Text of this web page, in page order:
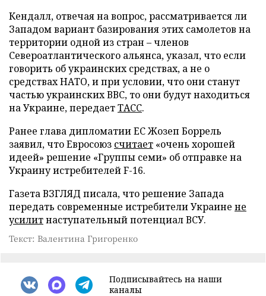
Кендалл, отвечая на вопрос, рассматривается ли
Западом вариант базирования этих самолетов на
территории одной из стран – членов
Североатлантического альянса, указал, что если
говорить об украинских средствах, а не о
средствах НАТО, и при условии, что они станут
частью украинских ВВС, то они будут находиться
на Украине, передаетТАСС.
Ранее глава дипломатии ЕС Жозеп Боррель
заявил, что Евросоюз считает «очень хорошей
идеей» решение «Группы семи» об отправке на
Украину истребителей F-16.
Газета ВЗГЛЯД писала, что решение Запада
передать современные истребители Украине не
усилитнаступательный потенциал ВСУ.
Текст: Валентина Григоренко
Подписывайтесь на наши
каналы